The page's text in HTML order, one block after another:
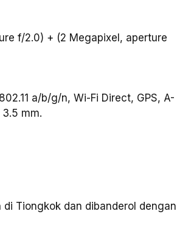
f/2.0) + (2 Megapixel, aperture
a/b/g/n, Wi-Fi Direct, GPS, A-
3.5 mm.
Tiongkok dan dibanderol dengan